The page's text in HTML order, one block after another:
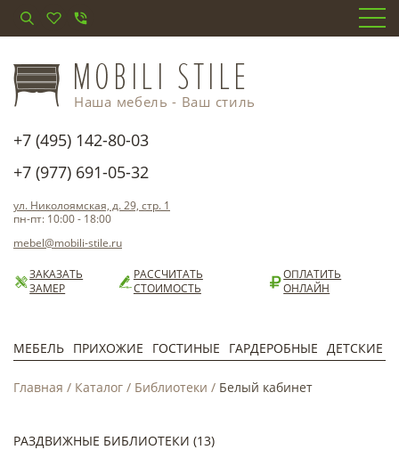
Наша мебель - Ваш стиль
+7 (495) 142-80-03
+7 (977) 691-05-32
ул. Николоямская, д. 29, стр. 1
пн-пт: 10:00 - 18:00
mebel@mobili-stile.ru
ЗАКАЗАТЬ
ЗАМЕР
РАССЧИТАТЬ
СТОИМОСТЬ
ОПЛАТИТЬ
ОНЛАЙН
МЕБЕЛЬ ПРИХОЖИЕ ГОСТИНЫЕ ГАРДЕРОБНЫЕ ДЕТСКИЕ
Главная / Каталог / Библиотеки / Белый кабинет
РАЗДВИЖНЫЕ БИБЛИОТЕКИ (13)